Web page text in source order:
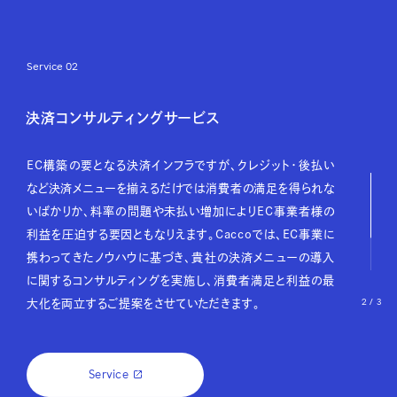
Service 02
決済コンサルティングサービス
EC構築の要となる決済インフラですが、クレジット・後払い
など決済メニューを揃えるだけでは消費者の満足を得られな
いばかりか、料率の問題や未払い増加によりEC事業者様の
利益を圧迫する要因ともなりえます。Caccoでは、EC事業に
携わってきたノウハウに基づき、貴社の決済メニューの導入
に関するコンサルティングを実施し、消費者満足と利益の最
大化を両立するご提案をさせていただきます。
Service
2 / 3